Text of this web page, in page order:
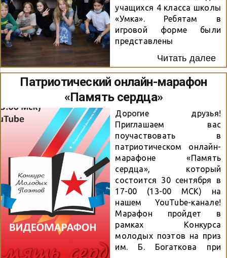
учащихся 4 класса школы
«Умка». Ребятам в
игровой форме были
представлены
обучающей
интерактивной карты,
рассказывающей о
возникновении на берегу
Кривощеково, Ново-
Николаевска. Первое
десятилетие будущей
столицы Сибири
предстало перед
школьниками в виде
красочной и яркой
компьютерной игры с
удобным интерфейсом и
увлекательным
историческим
повествованием,
дополненным
Читать далее
Патриотический онлайн-марафон
«Память сердца»
Дорогие друзья!
Приглашаем вас
поучаствовать в
патриотическом онлайн-
марафоне «Память
сердца», который
состоится 30 сентября в
17-00 (13-00 МСК) на
нашем YouTube-канале!
Марафон пройдет в
рамках Конкурса
молодых поэтов на приз
им. Б. Богаткова при